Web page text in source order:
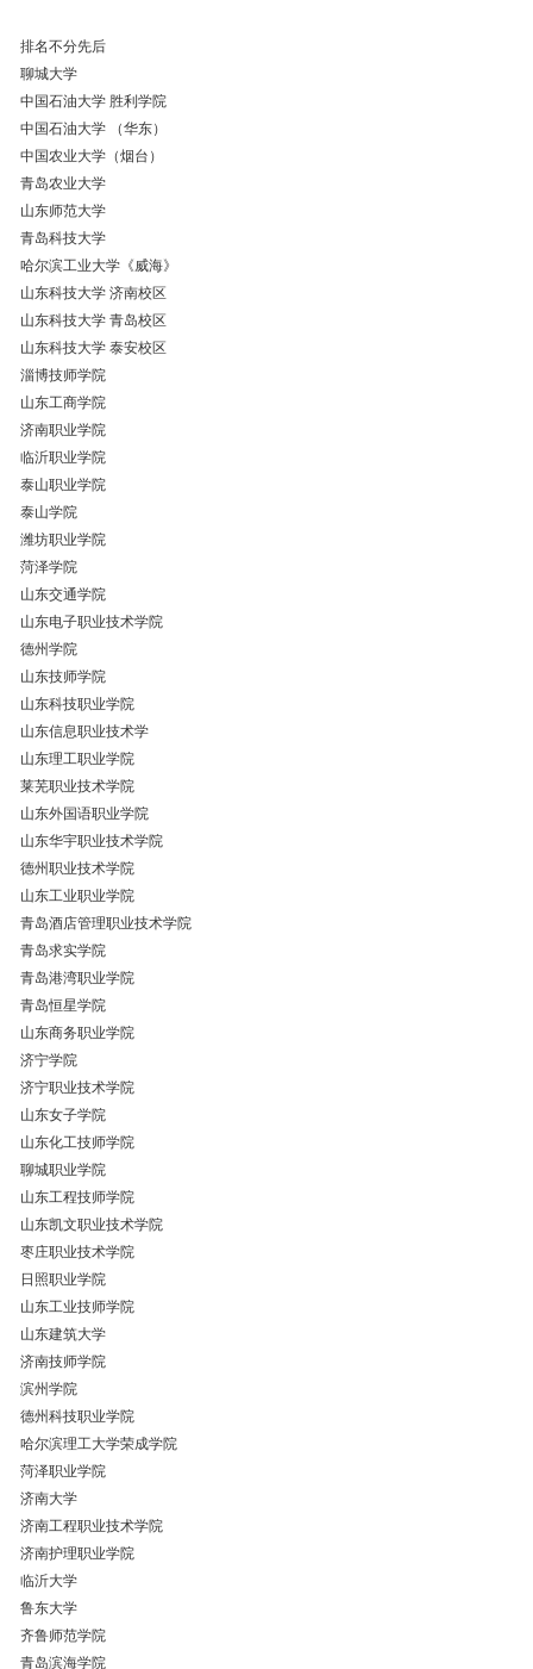
排名不分先后
聊城大学
中国石油大学 胜利学院
中国石油大学
（华东）
中国农业大学（烟台）
青岛农业大学
山东师范大学
青岛科技大学
哈尔滨工业大学《威海》
山东科技大学 济南校区
山东科技大学 青岛校区
山东科技大学 泰安校区
淄博技师学院
山东工商学院
济南职业学院
临沂职业学院
泰山职业学院
泰山学院
潍坊职业学院
菏泽学院
山东交通学院
山东电子职业技术学院
德州学院
山东技师学院
山东科技职业学院
山东信息职业技术学
山东理工职业学院
莱芜职业技术学院
山东外国语职业学院
山东华宇职业技术学院
德州职业技术学院
山东工业职业学院
青岛酒店管理职业技术学院
青岛求实学院
青岛港湾职业学院
青岛恒星学院
山东商务职业学院
济宁学院
济宁职业技术学院
山东女子学院
山东化工技师学院
聊城职业学院
山东工程技师学院
山东凯文职业技术学院
枣庄职业技术学院
日照职业学院
山东工业技师学院
山东建筑大学
济南技师学院
滨州学院
德州科技职业学院
哈尔滨理工大学荣成学院
菏泽职业学院
济南大学
济南工程职业技术学院
济南护理职业学院
临沂大学
鲁东大学
齐鲁师范学院
青岛滨海学院